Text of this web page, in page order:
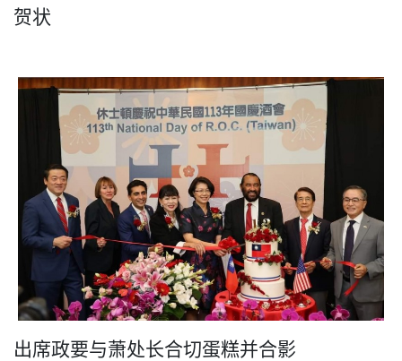
贺状
出席政要与萧处长合切蛋糕并合影